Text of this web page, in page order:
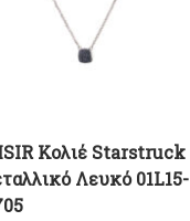
Κολιέ Starstruck
Λευκό 01L15-